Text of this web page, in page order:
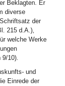
Beklagten. Er
diverse
der
215 d.A.),
welche Werke
9/10).
und
Einrede der